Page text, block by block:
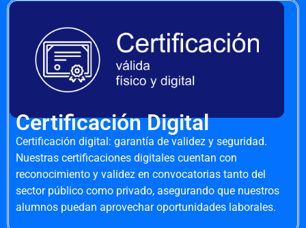
Certificación Digital
Certificación digital: garantía de validez y seguridad.
Nuestras certificaciones digitales cuentan con
reconocimiento y validez en convocatorias tanto del
sector público como privado, asegurando que nuestros
alumnos puedan aprovechar oportunidades laborales.